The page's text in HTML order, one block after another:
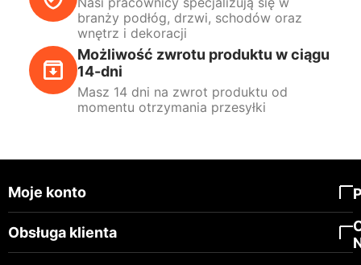
branży podłóg, drzwi, schodów oraz
wnętrz i dekoracji
Możliwość zwrotu produktu w ciągu
14-dni
Masz 14 dni na zwrot produktu od
momentu otrzymania przesyłki
Moje konto
Obsługa klienta